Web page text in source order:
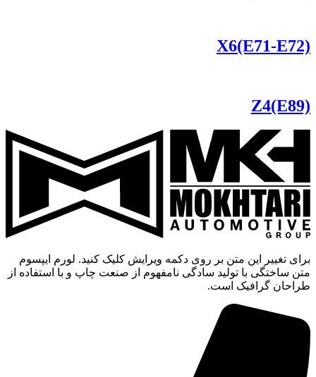
X6(E71-E72)
Z4(E89)
برای تغییر این متن بر روی دکمه ویرایش کلیک کنید. لورم ایپسوم
متن ساختگی با تولید سادگی نامفهوم از صنعت چاپ و با استفاده از
طراحان گرافیک است.